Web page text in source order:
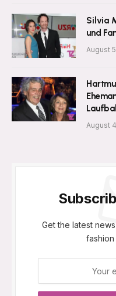
Silvia
und
August
August
Get the latest